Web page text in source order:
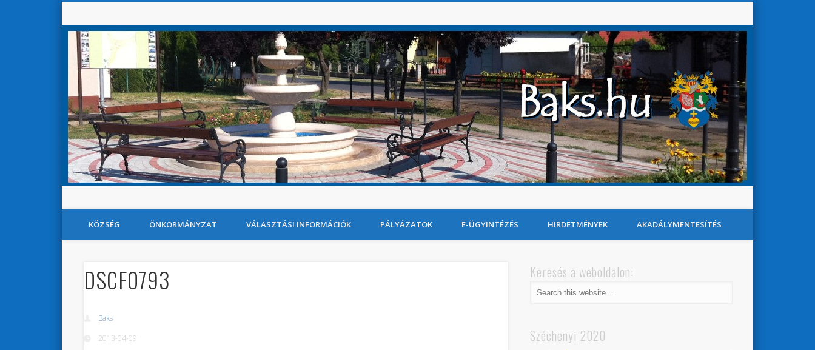
KÖZSÉG ÖNKORMÁNYZAT VÁLASZTÁSI INFORMÁCIÓK PÁLYÁZATOK E-ÜGYINTÉZÉS HIRDETMÉNYEK AKADÁLYMENTESÍTÉS
DSCF0793
Baks
2013-04-09
Keresés a weboldalon:
Széchenyi 2020